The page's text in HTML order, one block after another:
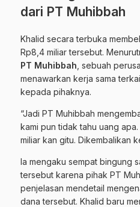
dari PT Muhibbah
Khalid secara terbuka
Rp8,4 miliar tersebut.
PT Muhibbah , sebuah
menawarkan kerja sama
kepada pihaknya.
“Jadi PT Muhibbah
kami pun tidak tahu uang
miliar kan gitu. Dikembalikan
Ia mengaku sempat bingung
tersebut karena pihak PT
penjelasan mendetail
dana tersebut. Khalid baru